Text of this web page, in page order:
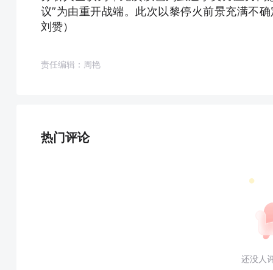
议”为由重开战端。此次以黎停火前景充满不
刘赞）
责任编辑：周艳
热门评论
还没人